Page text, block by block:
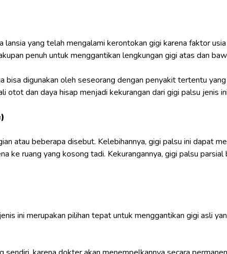
lansia yang telah mengalami kerontokan gigi karena faktor
penuh untuk menggantikan lengkungan gigi atas dan
bisa digunakan oleh seseorang dengan penyakit tertentu
otot dan daya hisap menjadi kekurangan dari gigi palsu jenis
atau beberapa disebut. Kelebihannya, gigi palsu ini dapat
ke ruang yang kosong tadi. Kekurangannya, gigi palsu
ini merupakan pilihan tepat untuk menggantikan gigi asli